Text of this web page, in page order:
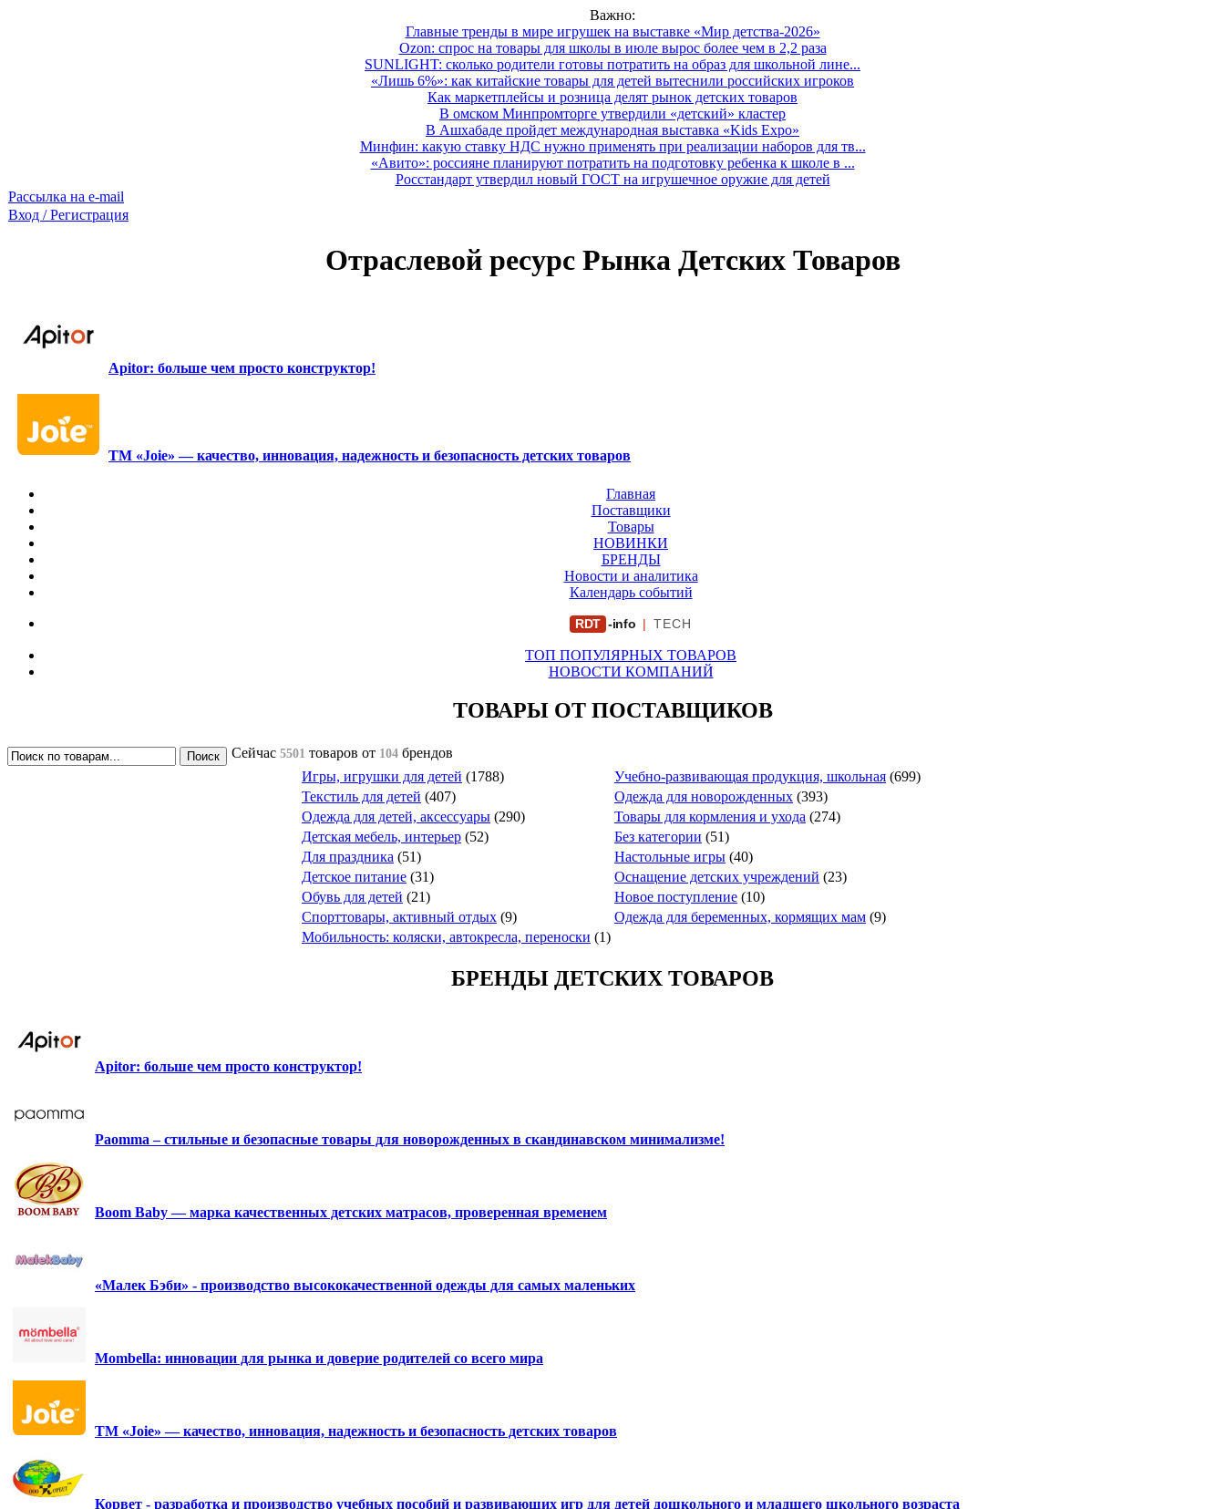
Важно:
Главные тренды в мире игрушек на выставке «Мир детства-2026»
Ozon: спрос на товары для школы в июле вырос более чем в 2,2 раза
SUNLIGHT: сколько родители готовы потратить на образ для школьной лине...
«Лишь 6%»: как китайские товары для детей вытеснили российских игроков
Как маркетплейсы и розница делят рынок детских товаров
В омском Минпромторге утвердили «детский» кластер
В Ашхабаде пройдет международная выставка «Kids Expo»
Минфин: какую ставку НДС нужно применять при реализации наборов для тв...
«Авито»: россияне планируют потратить на подготовку ребенка к школе в ...
Росстандарт утвердил новый ГОСТ на игрушечное оружие для детей
Рассылка на e-mail
Вход / Регистрация
Отраслевой ресурс Рынка Детских Товаров
Apitor: больше чем просто конструктор!
ТМ «Joie» — качество, инновация, надежность и безопасность детских товаров
Главная
Поставщики
Товары
НОВИНКИ
БРЕНДЫ
Новости и аналитика
Календарь событий
RDT -info | TECH
ТОП ПОПУЛЯРНЫХ ТОВАРОВ
НОВОСТИ КОМПАНИЙ
ТОВАРЫ ОТ ПОСТАВЩИКОВ
Сейчас 5501 товаров от 104 брендов
Игры, игрушки для детей (1788) Учебно-развивающая продукция, школьная (699)
Текстиль для детей (407) Одежда для новорожденных (393)
Одежда для детей, аксессуары (290) Товары для кормления и ухода (274)
Детская мебель, интерьер (52) Без категории (51)
Для праздника (51) Настольные игры (40)
Детское питание (31) Оснащение детских учреждений (23)
Обувь для детей (21) Новое поступление (10)
Спорттовары, активный отдых (9) Одежда для беременных, кормящих мам (9)
Мобильность: коляски, автокресла, переноски (1)
БРЕНДЫ ДЕТСКИХ ТОВАРОВ
Apitor: больше чем просто конструктор!
Paomma – стильные и безопасные товары для новорожденных в скандинавском минимализме!
Boom Baby — марка качественных детских матрасов, проверенная временем
«Малек Бэби» - производство высококачественной одежды для самых маленьких
Mombella: инновации для рынка и доверие родителей со всего мира
ТМ «Joie» — качество, инновация, надежность и безопасность детских товаров
Корвет - разработка и производство учебных пособий и развивающих игр для детей дошкольного и младшего школьного возраста